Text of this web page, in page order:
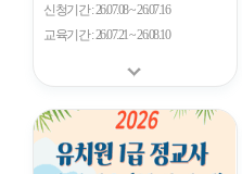
신청기간 26.07.08 ~ 26.07.16
교육기간 26.07.21 ~ 26.08.10